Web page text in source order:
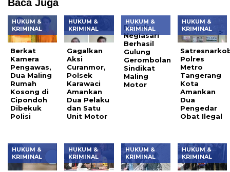
Baca Juga
HUKUM &
KRIMINAL
Berkat
Kamera
Pengawas,
Dua Maling
Rumah
Kosong di
Cipondoh
Dibekuk
Polisi
HUKUM &
KRIMINAL
Gagalkan
Aksi
Curanmor,
Polsek
Karawaci
Amankan
Dua Pelaku
dan Satu
Unit Motor
HUKUM &
KRIMINAL
Polsek
Neglasari
Berhasil
Gulung
Gerombolan
Sindikat
Maling
Motor
HUKUM &
KRIMINAL
Polres
Metro
Tangerang
Kota
Amankan
Dua
Pengedar
Obat Ilegal
HUKUM &
KRIMINAL
HUKUM &
KRIMINAL
HUKUM &
KRIMINAL
HUKUM &
KRIMINAL